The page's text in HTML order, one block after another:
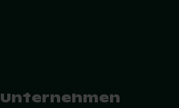
Unternehmen